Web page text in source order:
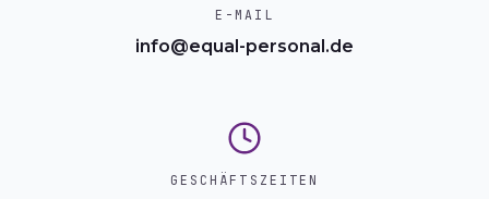
E-MAIL
info@equal-personal.de
GESCHÄFTSZEITEN